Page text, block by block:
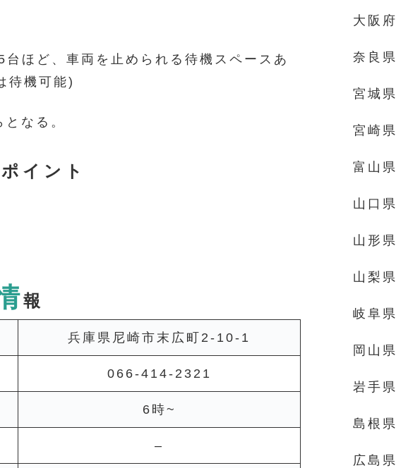
ほど、車両を止められる待機スペースあ
待機可能)
なる。
イント
報
兵庫県尼崎市末広町2-10-1
066-414-2321
6時~
–
大阪府
奈良県
宮城県
宮崎県
富山県
山口県
山形県
山梨県
岐阜県
岡山県
岩手県
島根県
広島県